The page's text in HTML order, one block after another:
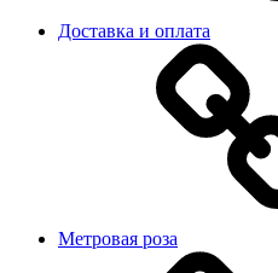
Доставка и оплата
Метровая роза